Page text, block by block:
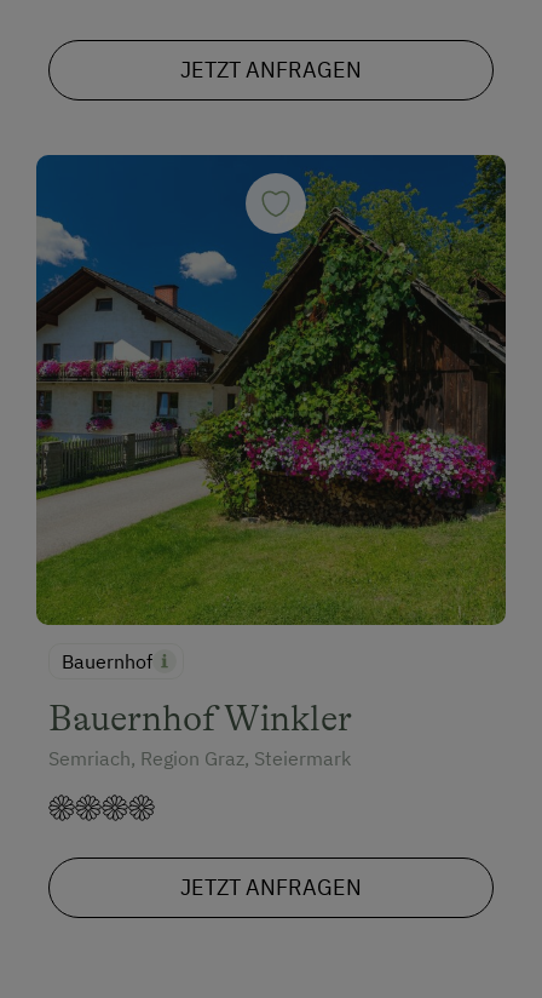
JETZT ANFRAGEN
Bauernhof
Bauernhof Winkler
Semriach, Region Graz, Steiermark
JETZT ANFRAGEN